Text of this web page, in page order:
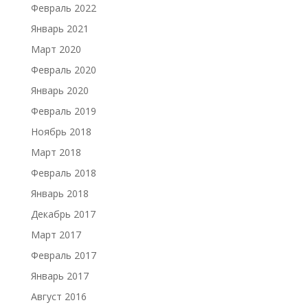
Февраль 2022
Январь 2021
Март 2020
Февраль 2020
Январь 2020
Февраль 2019
Ноябрь 2018
Март 2018
Февраль 2018
Январь 2018
Декабрь 2017
Март 2017
Февраль 2017
Январь 2017
Август 2016